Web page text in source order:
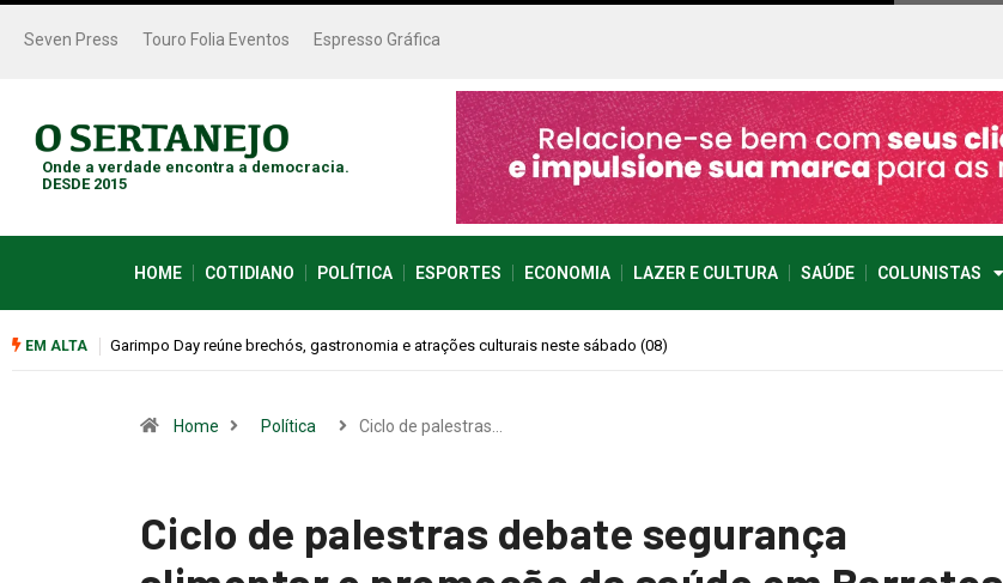
Seven Press Touro Folia Eventos Espresso Gráfica
Onde a verdade encontra a democracia.
DESDE 2015
HOME COTIDIANO POLÍTICA ESPORTES ECONOMIA LAZER E CULTURA SAÚDE COLUNISTAS
EM ALTA Bugonia transforma paranoia e conspiração em um suspense imprevisível
Home Política Ciclo de palestras…
Ciclo de palestras debate segurança